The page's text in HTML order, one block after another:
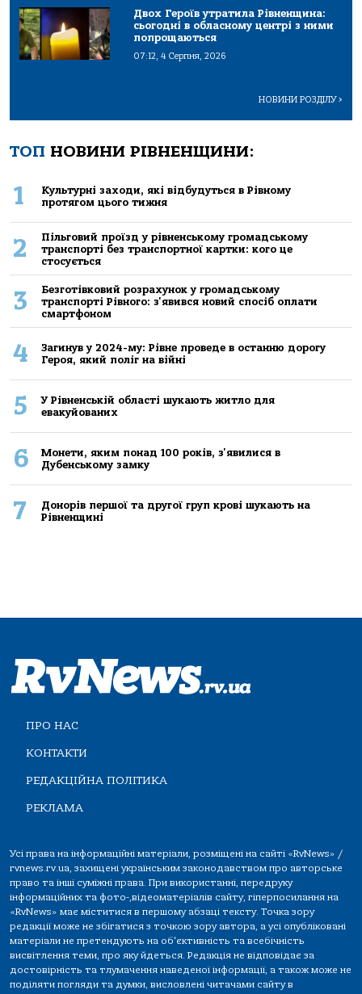
Двох Героїв утратила Рівненщина:
сьогодні в обласному центрі з ними
попрощаються
07:12, 4 Серпня, 2026
НОВИНИ РОЗДІЛУ>
ТОП НОВИНИ РІВНЕНЩИНИ:
1
Культурні заходи, які відбудуться в Рівному
протягом цього тижня
2
Пільговий проїзд у рівненському громадському
транспорті без транспортної картки: кого це
стосується
3
Безготівковий розрахунок у громадському
транспорті Рівного: з'явився новий спосіб оплати
смартфоном
4
Загинув у 2024-му: Рівне проведе в останню дорогу
Героя, який поліг на війні
5
У Рівненській області шукають житло для
евакуйованих
6
Монети, яким понад 100 років, з'явилися в
Дубенському замку
7
Донорів першої та другої груп крові шукають на
Рівненщині
ПРО НАС
КОНТАКТИ
РЕДАКЦІЙНА ПОЛІТИКА
РЕКЛАМА
Усі права на інформаційні матеріали, розміщені на сайті «RvNews» /
rvnews.rv.ua, захищені українським законодавством про авторське
право та інші суміжні права. При використанні, передруку
інформаційних та фото-,відеоматеріалів сайту, гіперпосилання на
«RvNews» має міститися в першому абзаці тексту. Точка зору
редакції може не збігатися з точкою зору автора, а усі опубліковані
матеріали не претендують на об'єктивність та всебічність
висвітлення теми, про яку йдеться. Редакція не відповідає за
достовірність та тлумачення наведеної інформації, а також може не
поділяти погляди та думки, висловлені читачами сайту в